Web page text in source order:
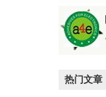
热门文章